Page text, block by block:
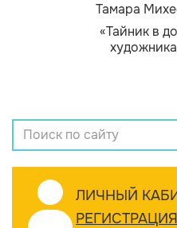
Тамара
«Тайник в
ЛИЧНЫЙ
РЕГИСТРАЦИЯ